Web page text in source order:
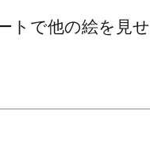
トで他の絵を見